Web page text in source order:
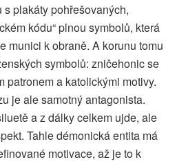
plakáty pohřešovaných,
kódu“ plnou symbolů, která
munici k obraně. A korunu tomu
symbolů: zničehonic se
patronem a katolickými motivy.
je ale samotný antagonista.
a z dálky celkem ujde, ale
Tahle démonická entita má
motivace, až je to k